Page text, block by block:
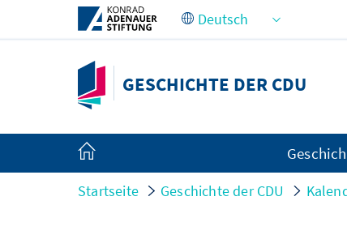
Zum Hauptinhalt springen
GESCHICHTE DER CDU
Startseite Geschichte der CDU